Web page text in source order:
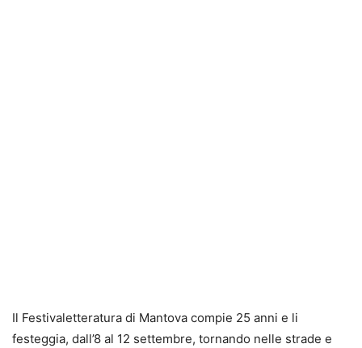
Il Festivaletteratura di Mantova compie 25 anni e li
festeggia, dall’8 al 12 settembre, tornando nelle strade e